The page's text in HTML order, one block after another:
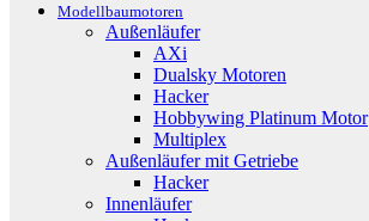
Modellbaumotoren
Außenläufer
AXi
Dualsky Motoren
Hacker
Hobbywing Platinum Motor
Multiplex
Außenläufer mit Getriebe
Hacker
Innenläufer